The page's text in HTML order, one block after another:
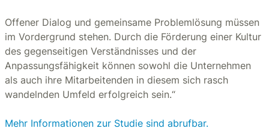
Offener Dialog und gemeinsame Problemlösung müssen
im Vordergrund stehen. Durch die Förderung einer Kultur
des gegenseitigen Verständnisses und der
Anpassungsfähigkeit können sowohl die Unternehmen
als auch ihre Mitarbeitenden in diesem sich rasch
wandelnden Umfeld erfolgreich sein.“
Mehr Informationen zur Studie sind abrufbar.